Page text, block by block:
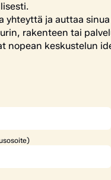
yhteyttä ja auttaa
rakenteen tai
nopean keskustelun